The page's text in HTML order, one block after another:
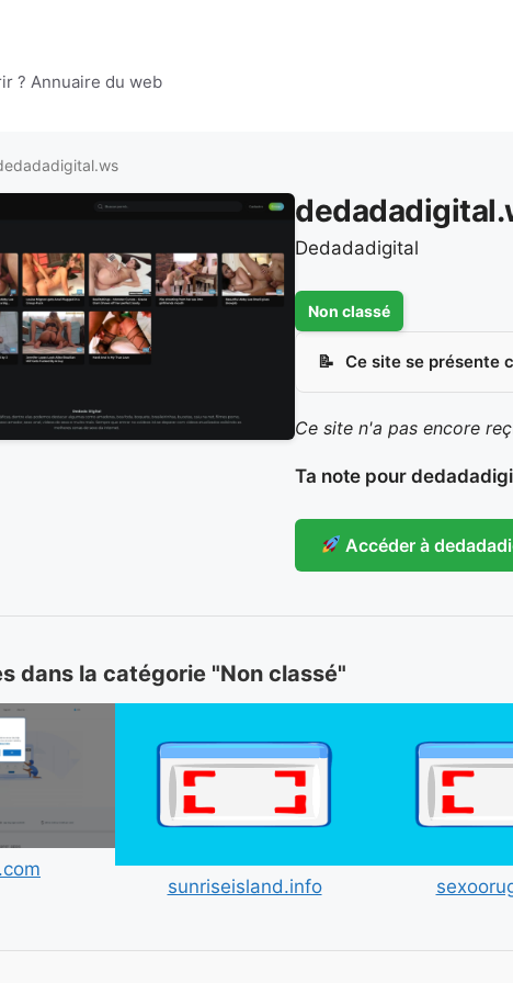
? Annuaire du web
Dedadadigital
Non classé
Ce site se présente
Ce site n'a pas encore
Ta note pour
Accéder à
dans la catégorie "Non classé"
sunriseisland.info